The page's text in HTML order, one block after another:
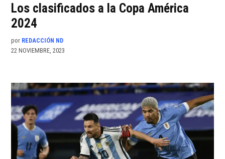
Los clasificados a la Copa América
2024
por REDACCIÓN ND
22 NOVIEMBRE, 2023